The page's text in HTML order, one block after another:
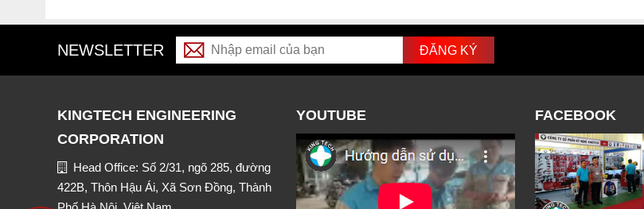
NEWSLETTER
KINGTECH ENGINEERING
CORPORATION
Head Office: Số 2/31, ngõ 285, đường
422B, Thôn Hậu Ái, Xã Sơn Đồng, Thành
YOUTUBE FACEBOOK